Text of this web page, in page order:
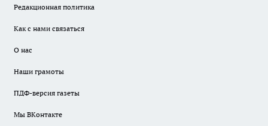
Редакционная политика
Как с нами связаться
О нас
Наши грамоты
ПДФ-версия газеты
Мы ВКонтакте